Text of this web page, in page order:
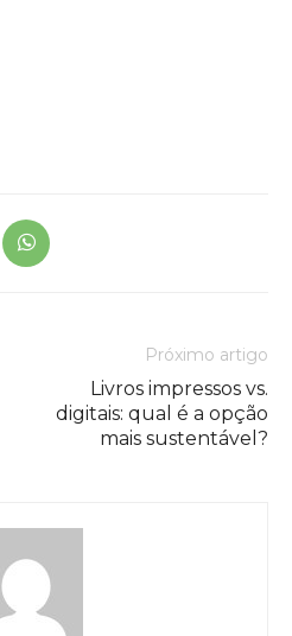
Próximo artigo
Livros impressos vs.
digitais: qual é a opção
mais sustentável?